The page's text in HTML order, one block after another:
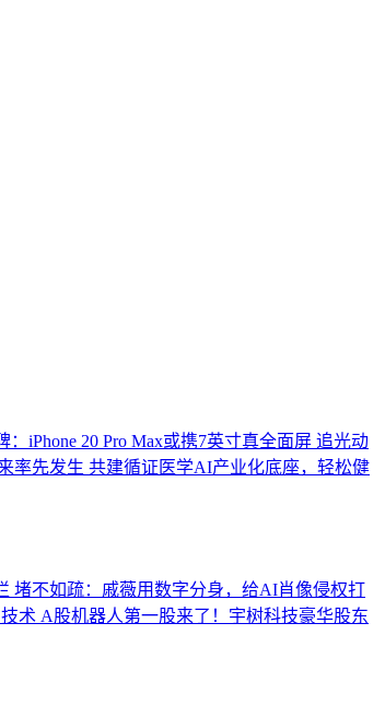
iPhone 20 Pro Max或携7英寸真全面屏 追光动
率先发生 共建循证医学AI产业化底座，轻松健
堵不如疏：戚薇用数字分身，给AI肖像侵权打
术 A股机器人第一股来了！宇树科技豪华股东